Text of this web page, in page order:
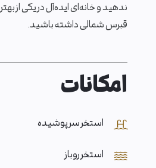
ندهید و خانه‌ای ایده‌آل در یکی از
قبرس شمالی داشته باشید.
امکانات
استخر سر پوشیده
استخر روباز